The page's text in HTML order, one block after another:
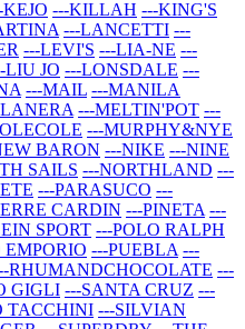
KEJO ---KILLAH ---KING'S
---LANCETTI ---
---LEVI'S ---LIA-NE ---
LIU JO ---LONSDALE ---
---MAIL ---MANILA
---MELTIN'POT ---
---MURPHY&NYE
BARON ---NIKE ---NINE
SAILS ---NORTHLAND ---
---PARASUCO ---
CARDIN ---PINETA ---
SPORT ---POLO RALPH
EMPORIO ---PUEBLA ---
RHUMANDCHOCOLATE ---
GIGLI ---SANTA CRUZ ---
TACCHINI ---SILVIAN